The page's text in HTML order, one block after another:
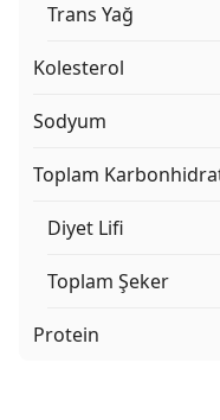
Trans Yağ
Kolesterol
Sodyum
Toplam
Diyet Lifi
Toplam Şeker
Protein